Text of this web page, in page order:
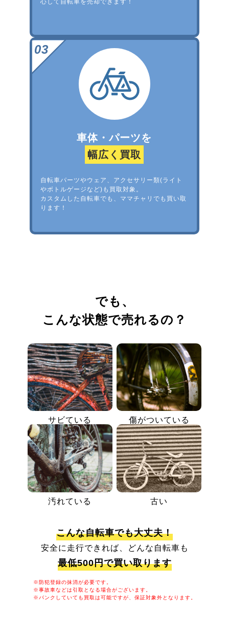
心して自転車を売却できます！
車体・パーツを
幅広く買取
自転車パーツやウェア、アクセサリー類(ライト
やボトルゲージなど)も買取対象。
カスタムした自転車でも、ママチャリでも買い取
ります！
でも、
こんな状態で売れるの？
サビている 傷がついている
汚れている 古い
こんな自転車でも大丈夫！
安全に走行できれば、どんな自転車も
最低500円で買い取ります
※防犯登録の抹消が必要です。
※事故車などは引取となる場合がございます。
※パンクしていても買取は可能ですが、保証対象外となります。